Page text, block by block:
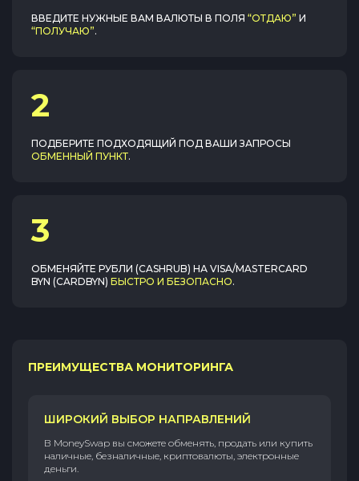
ВВЕДИТЕ НУЖНЫЕ ВАМ ВАЛЮТЫ В ПОЛЯ “ОТДАЮ” И
“ПОЛУЧАЮ”.
2
ПОДБЕРИТЕ ПОДХОДЯЩИЙ ПОД ВАШИ ЗАПРОСЫ
ОБМЕННЫЙ ПУНКТ.
3
ОБМЕНЯЙТЕ РУБЛИ (CASHRUB) НА VISA/MASTERCARD
BYN (CARDBYN) БЫСТРО И БЕЗОПАСНО.
ПРЕИМУЩЕСТВА МОНИТОРИНГА
ШИРОКИЙ ВЫБОР НАПРАВЛЕНИЙ
В MoneySwap вы сможете обменять, продать или купить
наличные, безналичные, криптовалюты, электронные
деньги.